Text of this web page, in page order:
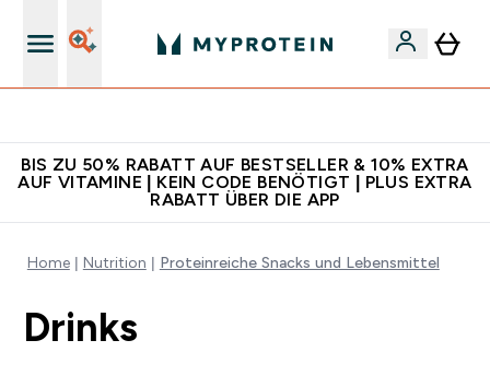
BIS ZU 50% RABATT AUF BESTSELLER & 10% EXTRA
AUF VITAMINE | KEIN CODE BENÖTIGT | PLUS EXTRA
RABATT ÜBER DIE APP
Home Nutrition Proteinreiche Snacks und Lebensmittel
Drinks